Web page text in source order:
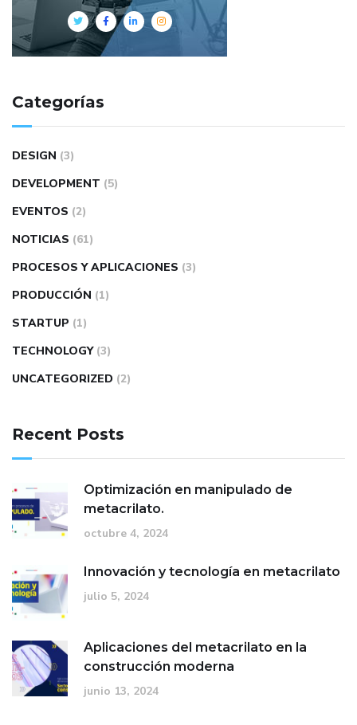
Categorías
DESIGN (3)
DEVELOPMENT (5)
EVENTOS (2)
NOTICIAS (61)
PROCESOS Y APLICACIONES (3)
PRODUCCIÓN (1)
STARTUP (1)
TECHNOLOGY (3)
UNCATEGORIZED (2)
Recent Posts
Optimización en manipulado de
metacrilato.
octubre 4, 2024
Innovación y tecnología en metacrilato
julio 5, 2024
Aplicaciones del metacrilato en la
construcción moderna
junio 13, 2024